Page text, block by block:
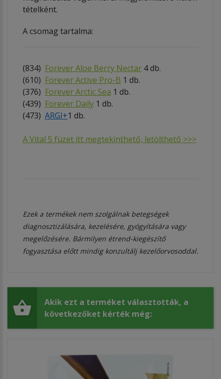
tételként.
A csomag tartalma:
(834) Forever Aloe Berry Nectar 4 db.
(610) Forever Active Pro-B 1 db.
(376) Forever Arctic Sea 1 db.
(439) Forever Daily 1 db.
(473) ARGI+1 db.
A Vital 5 füzet itt megtekinthető, letölthető >>>
Ezek a termékek nem szolgálnak betegségek
diagnosztizálására, kezelésére, gyógyítására vagy
megelőzésére. Bármilyen étrend-kiegészítő
fogyasztása előtt mindig konzultálj kezelőorvosoddal.
Akik ezt a terméket választották, a
következőket kérték még: